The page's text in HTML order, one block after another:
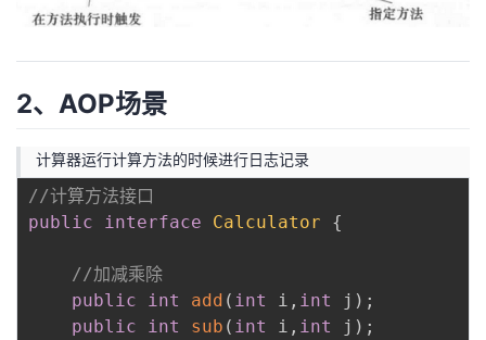
2、AOP场景
计算器运行计算方法的时候进行日志记录
//计算方法接口
public
interface Calculator {
//加减乘除
public
int add ( int i , int j ) ;
public
int sub ( int i , int j ) ;